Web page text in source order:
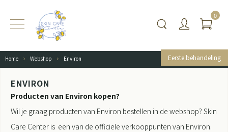
Eerste behandeling
0
Home Webshop Environ
ENVIRON
Producten van Environ kopen?
Wil je graag producten van Environ bestellen in de webshop? Skin
Care Center is een van de officiele verkooppunten van Environ.